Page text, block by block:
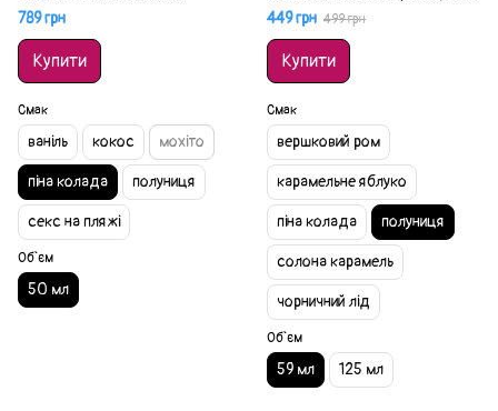
789 грн
Купити
Смак
ваніль кокос мохіто
піна колада полуниця
секс на пляжі
Об`єм
50 мл
59 мл
449 грн 499 грн
Купити
Смак
вершковий ром
карамельне яблуко
піна колада полуниця
солона карамель
чорничний лід
Об`єм
59 мл 125 мл